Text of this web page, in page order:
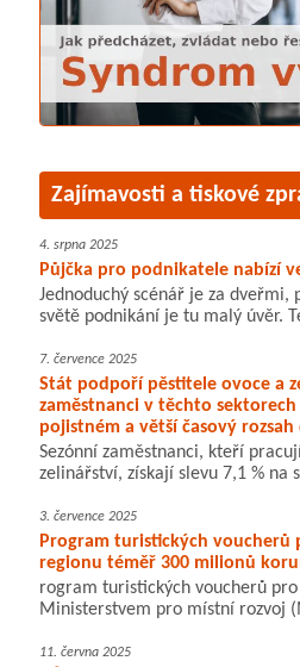
Zajímavosti a tiskové
4. srpna 2025
Půjčka pro podnikatele nabízí
Jednoduchý scénář je za dveřmi,
světě podnikání je tu malý úvěr.
7. července 2025
Stát podpoří pěstitele ovoce a
zaměstnanci v těchto sektorech
pojistném a větší časový rozsah
Sezónní zaměstnanci, kteří
zelinářství, získají slevu 7,1 % na
3. července 2025
Program turistických voucherů
regionu téměř 300 milionů
rogram turistických voucherů pro
Ministerstvem pro místní rozvoj
11. června 2025